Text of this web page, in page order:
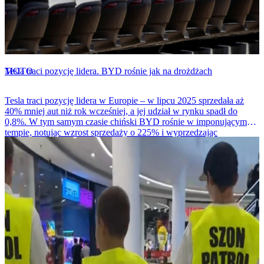
MOTO
Tesla traci pozycję lidera. BYD rośnie jak na drożdżach
Tesla traci pozycję lidera w Europie – w lipcu 2025 sprzedała aż
40% mniej aut niż rok wcześniej, a jej udział w rynku spadł do
0,8%. W tym samym czasie chiński BYD rośnie w imponującym
tempie, notując wzrost sprzedaży o 225% i wyprzedzając
amerykańskiego giganta.